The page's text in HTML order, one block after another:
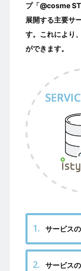
プ「@cosme
展開する主要サ
す。これにより
ができます。
サービスの
サービスの